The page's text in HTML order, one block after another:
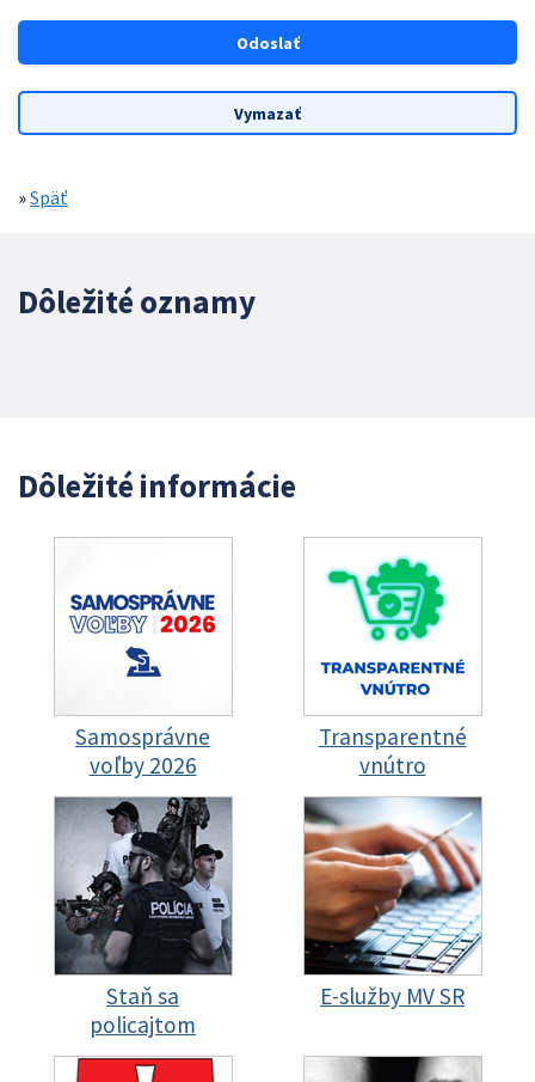
»Späť
Dôležité oznamy
Dôležité informácie
Samosprávne
voľby 2026
Transparentné
vnútro
Staň sa
policajtom
E-služby MV SR